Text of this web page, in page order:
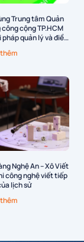
Trung tâm Quản
cộng TP.HCM
quản lý và điều
tại TP.HCM
Nghệ An – Xô Viết
công nghệ viết tiếp
lịch sử